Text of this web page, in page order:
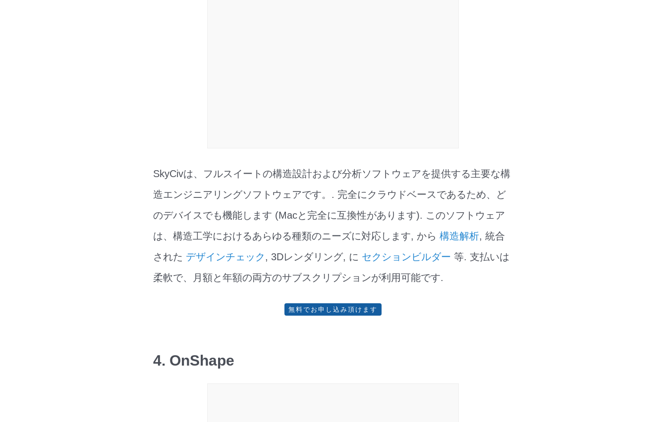
SkyCivは、フルスイートの構造設計および分析ソフトウェアを提供する主要な構
造エンジニアリングソフトウェアです。. 完全にクラウドベースであるため、ど
のデバイスでも機能します (Macと完全に互換性があります). このソフトウェア
は、構造工学におけるあらゆる種類のニーズに対応します, から構造解析, 統合
された デザインチェック, 3Dレンダリング, に セクションビルダー 等. 支払いは
柔軟で、月額と年額の両方のサブスクリプションが利用可能です.
無料でお申し込み頂けます
4. OnShape